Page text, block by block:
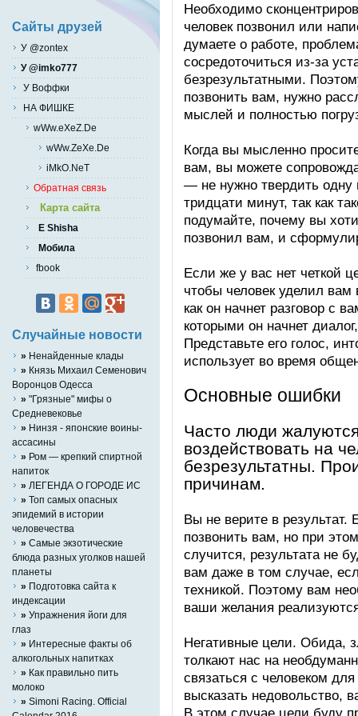
Необходимо
человек позвонил или
думаете о работе,
сосредоточиться из-за
безрезультатными.
позвонить вам, нужно
мыслей и полностью
Когда вы мысленно
вам, вы можете
— не нужно твердить одну
тридцати минут, так как
подумайте, почему вы
позвонил вам, и
Если же у вас нет четкой
чтобы человек уделил
как он начнет разговор с
которыми он начнет
Представьте его голос,
использует во время
Основные ошибки
Часто люди
воздействовать на
безрезультатны.
причинам.
Вы не верите в
позвонить вам, но при
случится, результата не
вам даже в том случае,
техникой. Поэтому вам
ваши желания
Негативные цели. Обида,
толкают нас на
связаться с человеком
высказать недовольство,
Сайты друзей
У @zontex
У @imko777
У Воффки
НА ФИШКЕ
wWw.eXeZ.De
wWw.ZeXe.De
iMkO.NeT
Обратная связь
Карта сайта
E Shisha
Мобила
fbook
Случайные новости
» Ненайденные клады
» Князь Михаил Семенович
Воронцов Одесса
» "Грязные" мифы о
Средневековье
» Нинзя - японские воины-
ассасины
» Ром — крепкий спиртной
напиток
» ЛЕГЕНДА О ГОРОДЕ ИС
» Топ самых опасных
эпидемий в истории
человечества
» Самые экзотические
блюда разных уголков нашей
планеты
» Подготовка сайта к
индексации
» Упражнения йоги для
глаз
» Интересные факты об
алкогольных напитках
» Как правильно пить
молоко
» Simoni Racing. Official